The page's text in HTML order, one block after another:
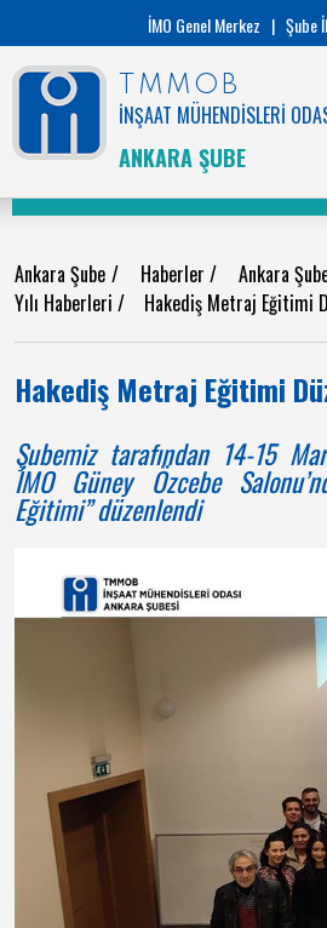
İMO Genel Merkez | Şube
TMMOB
İNŞAAT MÜHENDİSLERİ
ANKARA ŞUBE
Ankara Şube / Haberler / Ankara
Yılı Haberleri / Hakediş Metraj Eğitimi
Hakediş Metraj Eğitimi
Şubemiz tarafından 14-15
İMO Güney Özcebe
Eğitimi” düzenlendi